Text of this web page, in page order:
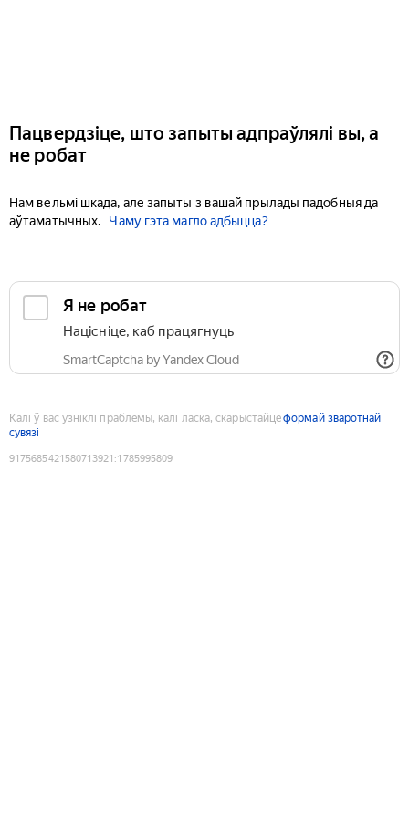
Пацвердзіце, што запыты адпраўлялі вы, а
не робат
Нам вельмі шкада, але запыты з вашай прылады падобныя да
аўтаматычных.
Чаму гэта магло адбыцца?
Я не робат
Націсніце, каб працягнуць
SmartCaptcha by Yandex Cloud
Калі ў вас узніклі праблемы, калі ласка, скарыстайцеформай зваротнай
сувязі
9175685421580713921 :1785995809